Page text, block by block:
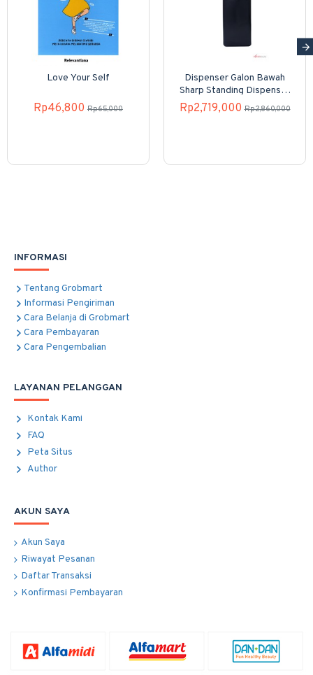
Love Your Self
Rp46,800 Rp65,000
Dispenser Galon Bawah
Sharp Standing Dispenser
SWD-82EHL-PB
Rp2,719,000 Rp2,860,000
INFORMASI
Tentang Grobmart
Informasi Pengiriman
Cara Belanja di Grobmart
Cara Pembayaran
Cara Pengembalian
LAYANAN PELANGGAN
Kontak Kami
FAQ
Peta Situs
Author
AKUN SAYA
Akun Saya
Riwayat Pesanan
Daftar Transaksi
Konfirmasi Pembayaran